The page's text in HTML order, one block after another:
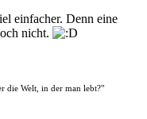
einfacher. Denn eine
nicht.
die Welt, in der man lebt?"